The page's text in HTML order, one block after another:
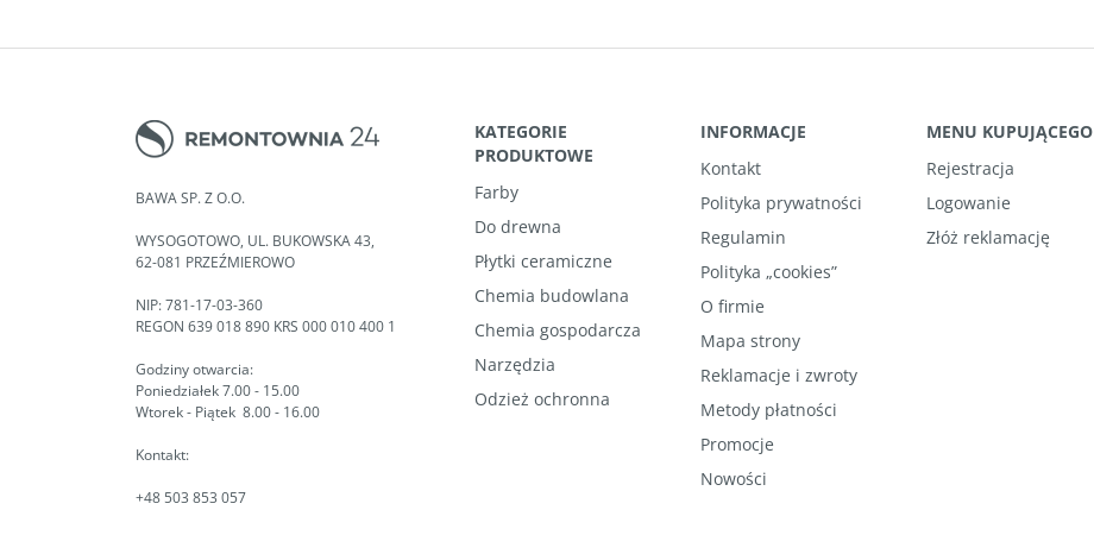
BAWA SP. Z O.O.
WYSOGOTOWO, UL. BUKOWSKA 43,
62-081 PRZEŹMIEROWO
NIP: 781-17-03-360
REGON 639 018 890 KRS 000 010 400 1
Godziny otwarcia:
Poniedziałek 7.00 - 15.00
Wtorek - Piątek 8.00 - 16.00
Kontakt:
+48 503 853 057
KATEGORIE
PRODUKTOWE
Farby
Do drewna
Płytki ceramiczne
Chemia budowlana
Chemia gospodarcza
Narzędzia
Odzież ochronna
INFORMACJE
Kontakt
Polityka prywatności
Regulamin
Polityka „cookies”
O firmie
Mapa strony
Reklamacje i zwroty
Metody płatności
Promocje
Nowości
MENU KUPUJĄCEGO
Rejestracja
Logowanie
Złóż reklamację